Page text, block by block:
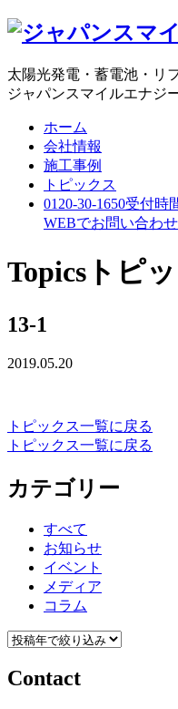
太陽光発電・蓄電池・リ
ジャパンスマイルエナジ
ホーム
会社情報
施工事例
トピックス
0120-30-1650受付時
WEBでお問い合わせ
Topics トピ
13-1
2019.05.20
トピックス一覧に戻る
トピックス一覧に戻る
カテゴリー
すべて
お知らせ
イベント
メディア
コラム
Contact